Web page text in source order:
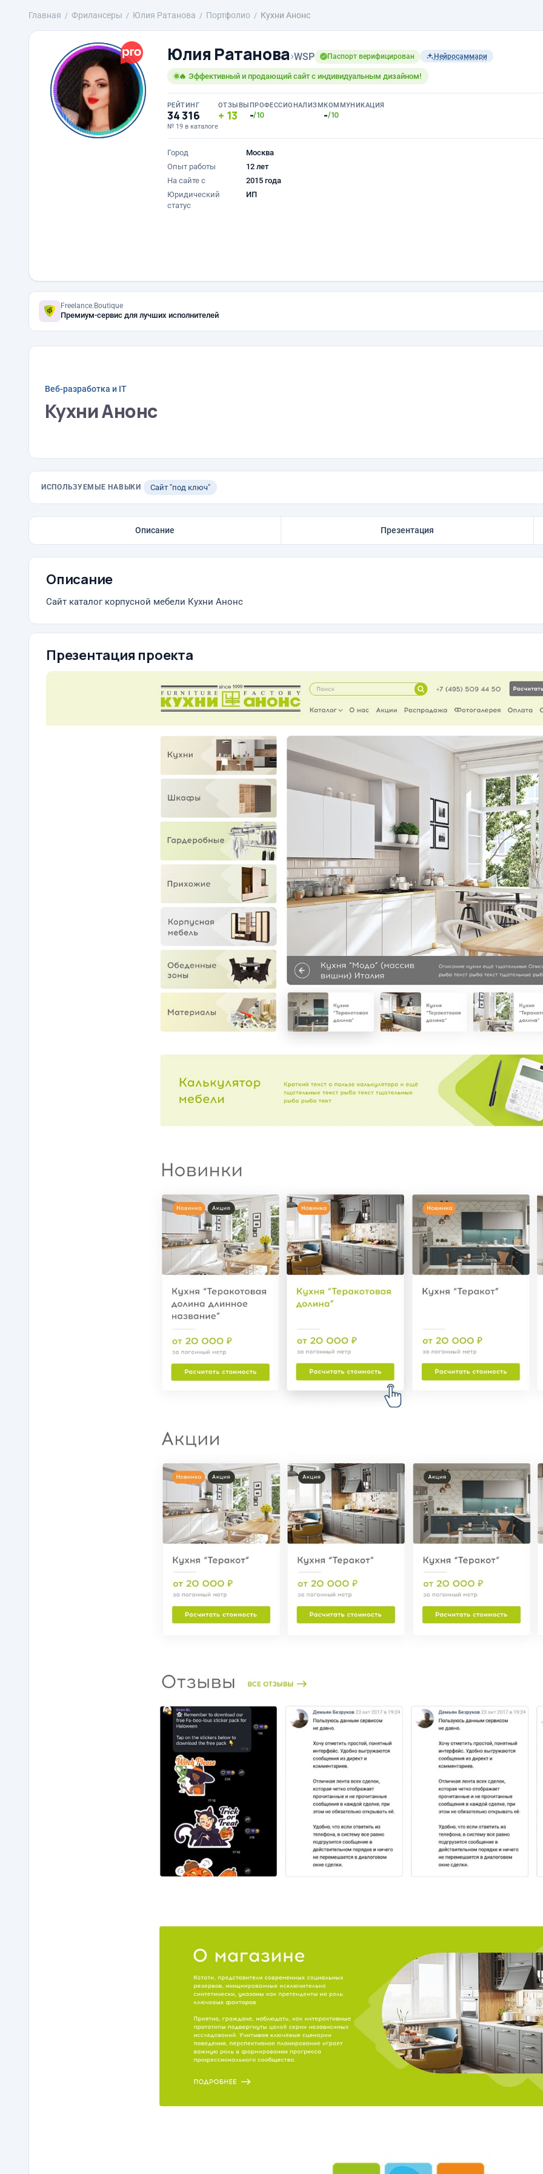
Главная Фрилансеры Юлия Ратанова Портфолио Кухни Анонс
Юлия Ратанова›WSP Паспорт верифицирован Нейросаммари
🔥 Эффективный и продающий сайт с индивидуальным дизайном!
РЕЙТИНГ
34 316
№ 19 в каталоге
ОТЗЫВЫ
13
ПРОФЕССИОНАЛИЗМ
-/10
КОММУНИКАЦИЯ
-/10
Город
Москва
Опыт работы
12 лет
На сайте с
2015 года
Юридический
статус
ИП
Freelance.Boutique
Премиум-сервис для лучших исполнителей
Веб-разработка и IT
Кухни Анонс
ИСПОЛЬЗУЕМЫЕ НАВЫКИ Сайт "под ключ"
Описание Презентация
Описание
Сайт каталог корпусной мебели Кухни Анонс
Презентация проекта